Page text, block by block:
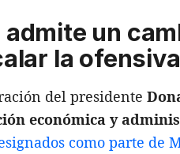
admite un
la
del presidente
económica y
como parte de